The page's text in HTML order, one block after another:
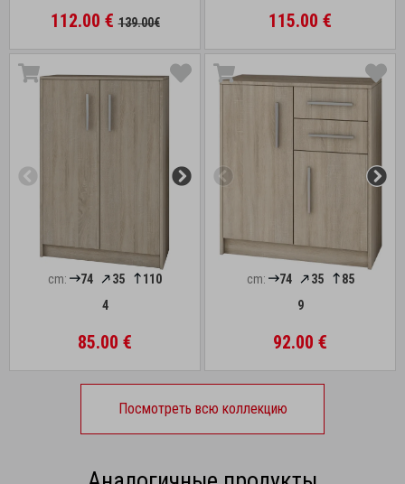
112.00 €139.00€ 115.00 €
cm: 74 35
110
4
85.00 €
cm: 74 35
85
9
92.00 €
Посмотреть всю коллекцию